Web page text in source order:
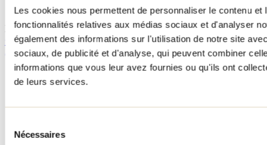
Les cookies nous permettent de personnaliser le contenu
fonctionnalités relatives aux médias sociaux et d'analyser
également des informations sur l'utilisation de notre site
sociaux, de publicité et d'analyse, qui peuvent combiner
informations que vous leur avez fournies ou qu'ils ont
de leurs services.
Nécessaires
Bravo à la municipalité de Crabtree pour saPolitique
familiale et démarche Municipalité Amie des aînés
(MADA) intégrant l'axe des saines habitudes de vie!
Municipalité de Crabtree